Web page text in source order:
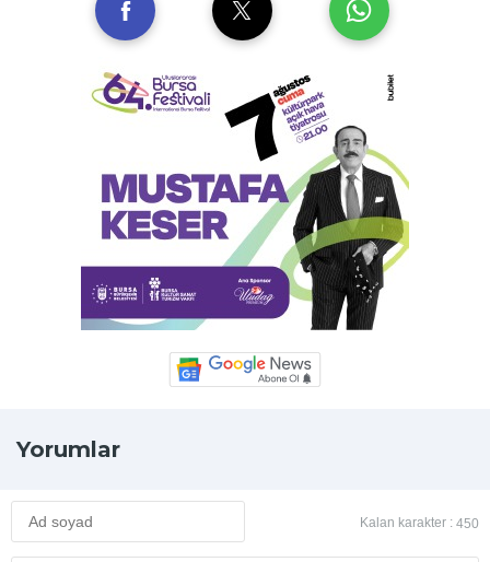
Yorumlar
Kalan karakter : 450